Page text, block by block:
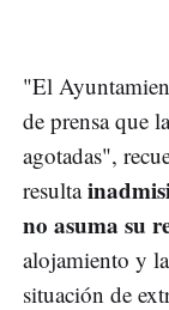
"El
de prensa que
agotadas",
resulta
no asuma su
alojamiento y
situación de